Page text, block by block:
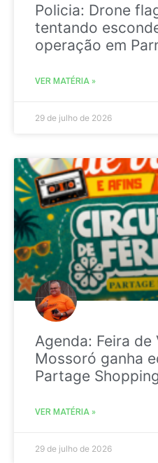
Policia: Drone
tentando
operação em
VER MATÉRIA »
29 de julho de 2026
Agenda: Feira de
Mossoró ganha
Partage
VER MATÉRIA »
29 de julho de 2026